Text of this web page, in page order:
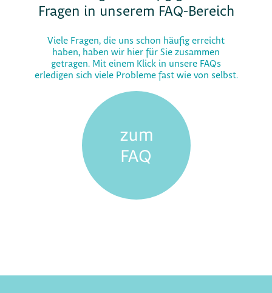
Fragen in unserem FAQ-Bereich
Viele Fragen, die uns schon häufig erreicht
haben, haben wir hier für Sie zusammen
getragen. Mit einem Klick in unsere FAQs
erledigen sich viele Probleme fast wie von selbst.